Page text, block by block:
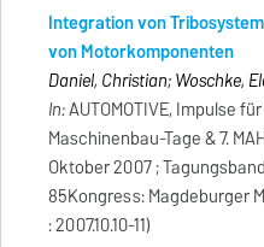
Integration von
von Motorkomponenten
Daniel, Christian; Woschke,
In:AUTOMOTIVE, Impulse
Maschinenbau-Tage & 7.
Oktober 2007 ;
85Kongress: Magdeburger
: 2007.10.10-11)